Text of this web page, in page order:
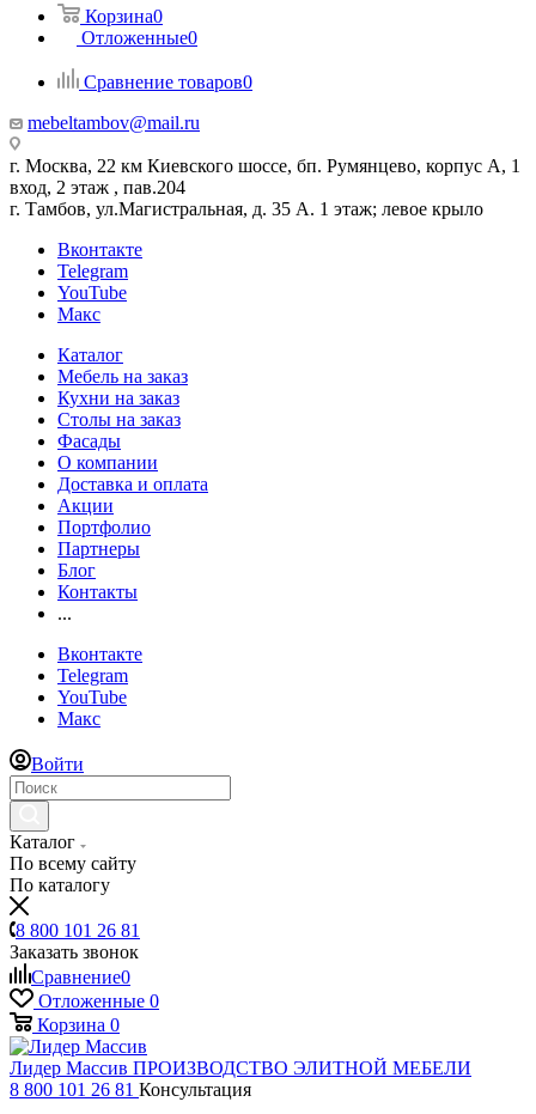
Корзина0
Отложенные0
Сравнение товаров0
mebeltambov@mail.ru
г. Москва, 22 км Киевского шоссе, бп. Румянцево, корпус А, 1
вход, 2 этаж , пав.204
г. Тамбов, ул.Магистральная, д. 35 А. 1 этаж; левое крыло
Вконтакте
Telegram
YouTube
Макс
Каталог
Мебель на заказ
Кухни на заказ
Столы на заказ
Фасады
О компании
Доставка и оплата
Акции
Портфолио
Партнеры
Блог
Контакты
...
Вконтакте
Telegram
YouTube
Макс
Войти
Каталог
По всему сайту
По каталогу
8 800 101 26 81
Заказать звонок
Сравнение0
Отложенные 0
Корзина 0
Лидер Массив ПРОИЗВОДСТВО ЭЛИТНОЙ МЕБЕЛИ
8 800 101 26 81 Консультация